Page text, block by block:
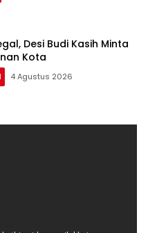
Desi Budi Kasih Minta
Kota
4 Agustus 2026